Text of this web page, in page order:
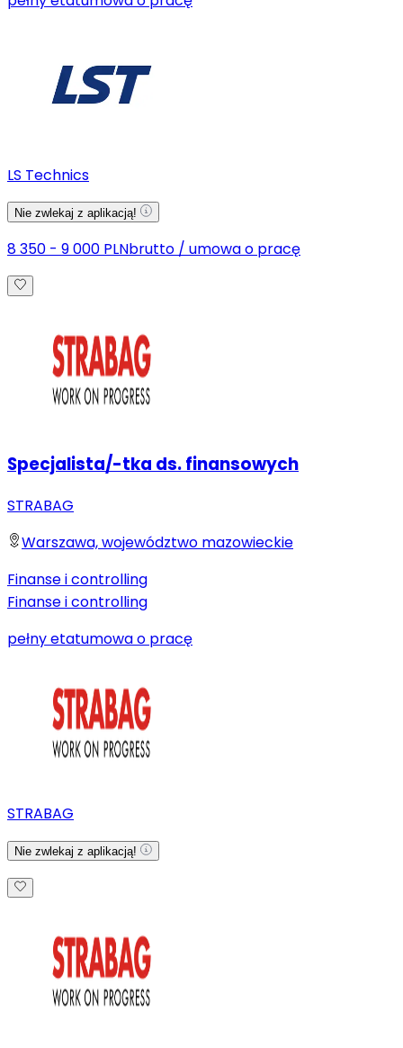
LS Technics
Nie zwlekaj z aplikacją!
8 350 - 9 000 PLNbrutto / umowa o pracę
Specjalista/-tka ds. finansowych
STRABAG
Warszawa, województwo mazowieckie
Finanse i controlling
Finanse i controlling
pełny etatumowa o pracę
STRABAG
Nie zwlekaj z aplikacją!